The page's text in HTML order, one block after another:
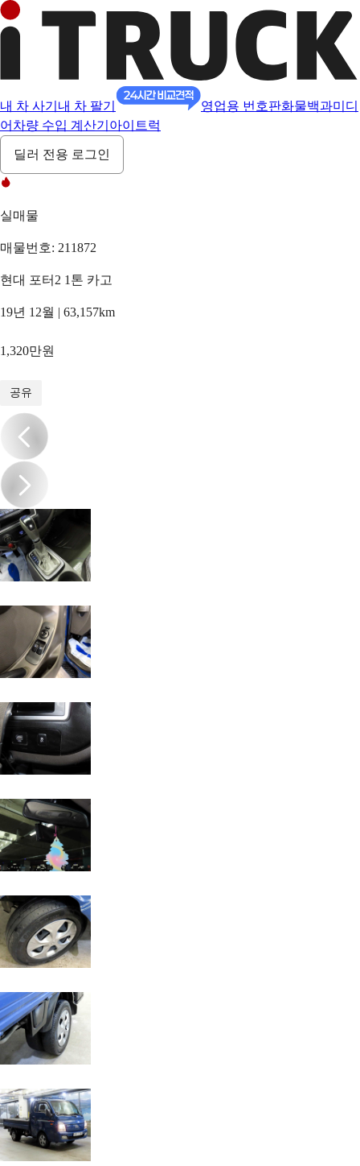
내 차 사기 내 차 팔기 영업용 번호판화물백과미디
어 차량 수입 계산기 아이트럭
딜러 전용 로그인
실매물
매물번호: 211872
현대 포터2 1톤 카고
19년 12월 | 63,157km
1,320만원
공유
/17